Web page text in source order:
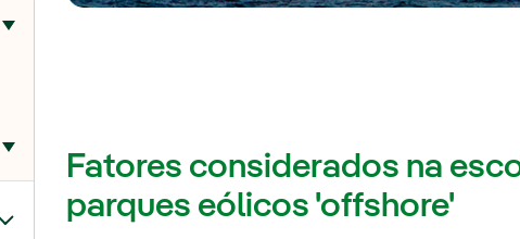
Alternar submenu de Outras tecnologias
Alternar submenu de Produtos e Serviços
Fatores considerados na
parques eólicos 'offshore'